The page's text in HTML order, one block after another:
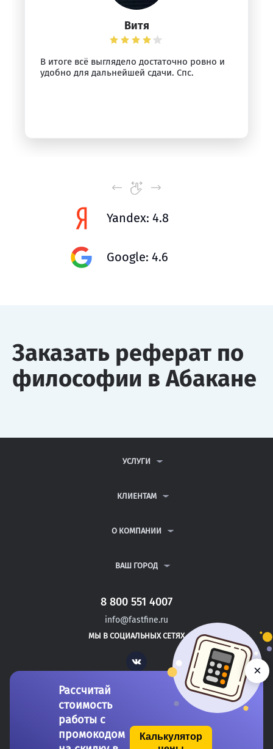
Витя
В итоге всё выглядело достаточно ровно и
удобно для дальнейшей сдачи. Спс.
Yandex: 4.8
Google: 4.6
Заказать реферат по
философии в Абакане
УСЛУГИ
ДИПЛОМНЫЕ РАБОТЫ
РЕФЕРАТЫ
КЛИЕНТАМ
ВОПРОСЫ И ОТВЕТЫ
ПОЛИТИКА КОНФИДЕНЦИАЛЬНОСТИ
О КОМПАНИИ
КОНТАКТЫ
ВАШ ГОРОД
САНКТ-ПЕТЕРБУРГ
ЧАЙКОВСКИЙ
ЧЕРЕПОВЕЦ
8 800 551 4007
info@fastfine.ru
МЫ В СОЦИАЛЬНЫХ СЕТЯХ
Vk
Рассчитай
стоимость
работы с
промокодом
Калькулятор
×